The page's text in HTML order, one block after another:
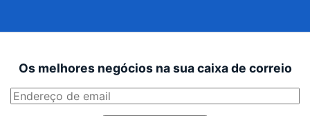
Os melhores negócios na sua caixa de correio